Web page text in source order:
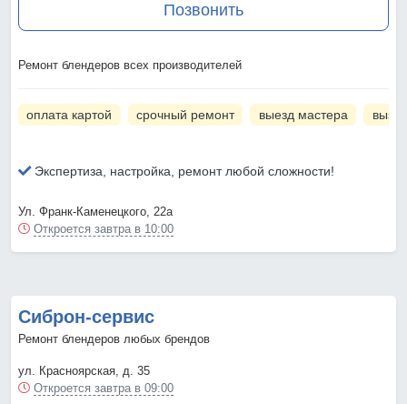
Позвонить
Ремонт блендеров всех производителей
оплата картой срочный ремонт выезд мастера
Экспертиза, настройка, ремонт любой сложности!
Ул. Франк-Каменецкого, 22а
Откроется завтра в 10:00
Сиброн-сервис
Ремонт блендеров любых брендов
ул. Красноярская, д. 35
Откроется завтра в 09:00